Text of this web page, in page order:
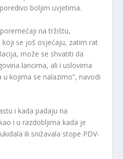
boljim uvjetima.
na tržištu,
se još osjećaju, zatim rat
može se shvatiti da
lancima, ali i uslovima
kojima se nalazimo”, navodi
i kada padaju na
i u razdobljima kada je
ili snižavala stope PDV-